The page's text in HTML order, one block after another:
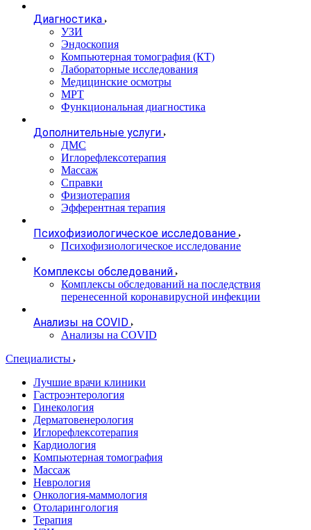
Диагностика
УЗИ
Эндоскопия
Компьютерная томография (КТ)
Лабораторные исследования
Медицинские осмотры
МРТ
Функциональная диагностика
Дополнительные услуги
ДМС
Иглорефлексотерапия
Массаж
Справки
Физиотерапия
Эфферентная терапия
Психофизиологическое исследование
Психофизиологическое исследование
Комплексы обследований
Комплексы обследований на последствия
перенесенной коронавирусной инфекции
Анализы на COVID
Анализы на COVID
Специалисты
Лучшие врачи клиники
Гастроэнтерология
Гинекология
Дерматовенерология
Иглорефлексотерапия
Кардиология
Компьютерная томография
Массаж
Неврология
Онкология-маммология
Отоларингология
Терапия